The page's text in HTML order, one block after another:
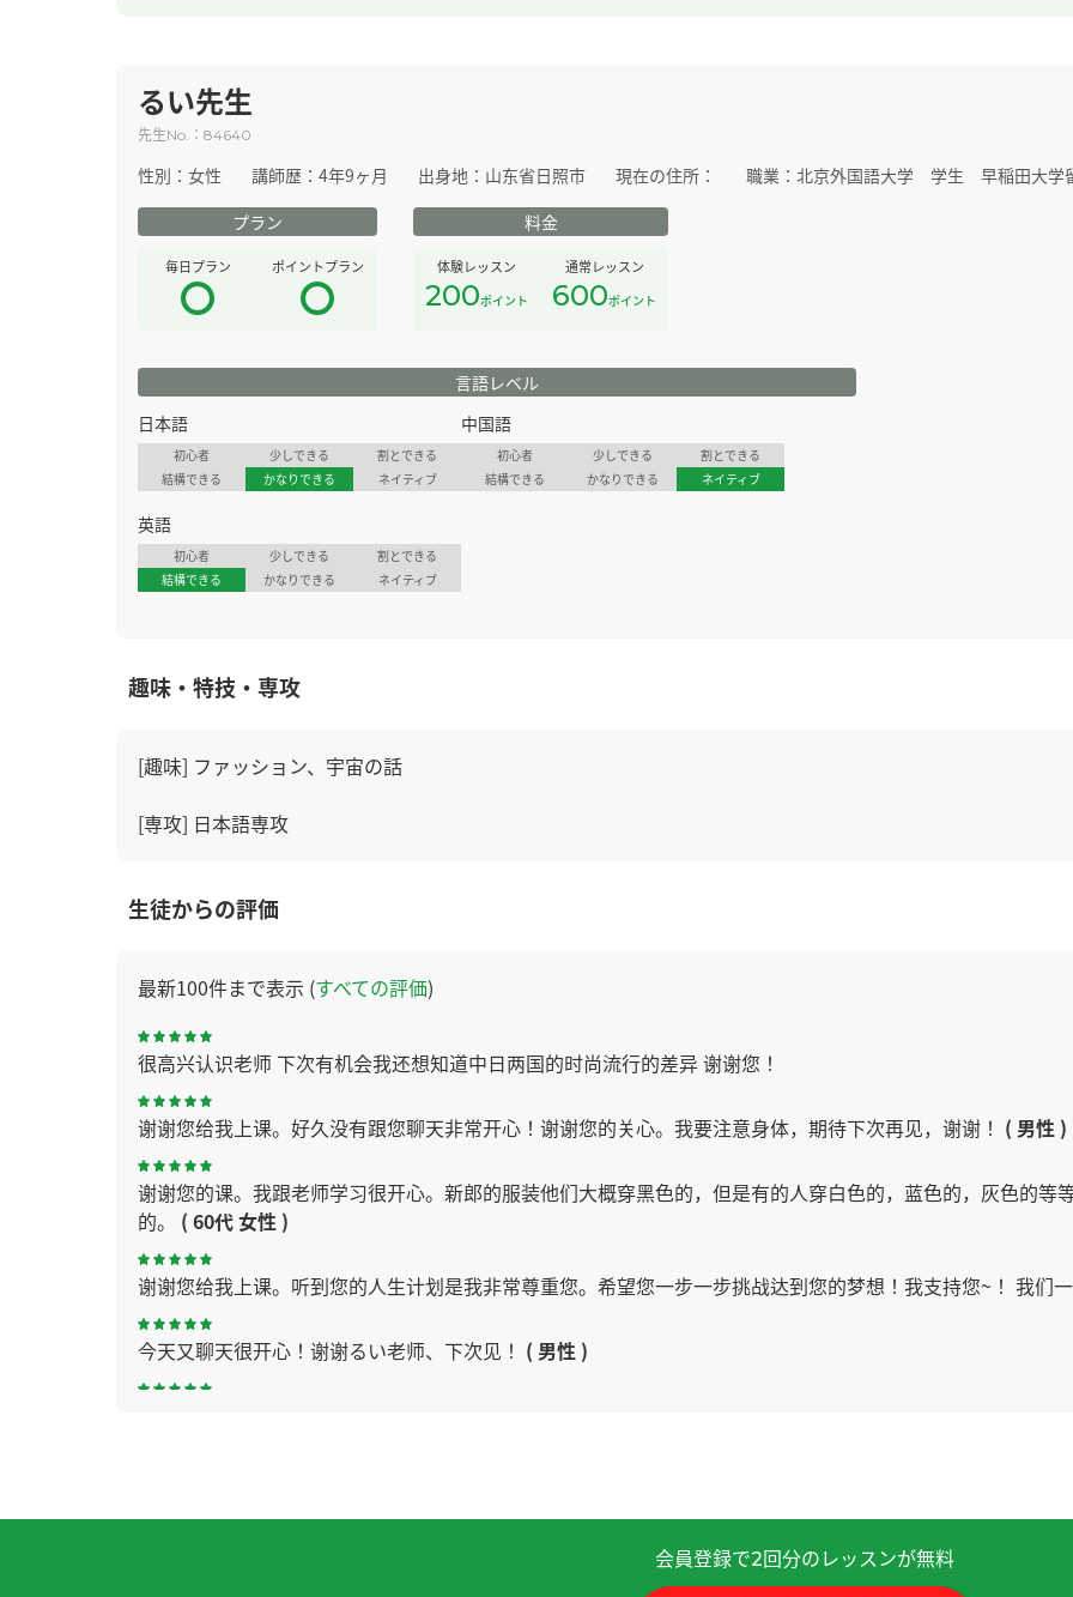
るい先生
先生No. ： 84640
性別： 女性 講師歴： 4年9ヶ月 出身地： 山东省日照市 現在の住所： 職業： 北京外国語大学 学生 早稲田大学
プラン
毎日プラン ポイントプラン
料金
体験レッスン
200ポイント
通常レッスン
600ポイント
言語レベル
日本語
初心者 少しできる
割とできる
結構できる
かなりできる ネイティブ
中国語
初心者 少しできる
割とできる
結構できる
かなりできる ネイティブ
英語
初心者 少しできる
割とできる
結構できる
かなりできる ネイティブ
趣味・特技・専攻
[趣味] ファッション、宇宙の話
[専攻] 日本語専攻
生徒からの評価
最新100件まで表示 (すべての評価)
很高兴认识老师 下次有机会我还想知道中日两国的时尚流行的差异 谢谢您！
谢谢您给我上课。好久没有跟您聊天非常开心！谢谢您的关心。我要注意身体，期待下次再见，谢谢！ ( 男性 )
谢谢您的课。我跟老师学习很开心。新郎的服装他们大概穿黑色的，但是有的人穿白色的，蓝色的，灰色的等
的。 ( 60代 女性 )
谢谢您给我上课。听到您的人生计划是我非常尊重您。希望您一步一步挑战达到您的梦想！我支持您~！ 我们
今天又聊天很开心！谢谢るい老师、下次见！ ( 男性 )
你的25分钟的课对我来说是1分钟的感觉！(^-^)时间过得真快啊〜下次再见！！( 男性 )
会員登録で2回分のレッスンが無料